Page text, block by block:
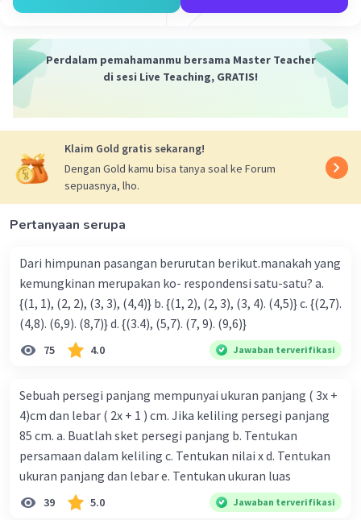
\[ s^2 = 150 \]
\[ s = 10 \times \sqrt{3/2} \]
\[ s = 10 \times \sqrt{3} \times \sqrt{1/2} \]
Oleh karena itu, panjang sisi persegi adalah \(5\sqrt{6}\)
cm.
Untuk menemukan luas persegi dengan sisi \(s\):
\[ L = (5\sqrt{6})^2 \]
Kesimpulan:
Panjang sisi persegi adalah \(5\sqrt{6}\) cm dan luasnya
adalah 150 cm^2.
Perbandingan:
namun ada beberapa kesalahan dalam pendekatan
tersebut. Jawaban yang kami berikan berdasarkan sifat-
sifat geometri persegi dan lebih akurat.
Beri Rating · 0.0(0) Balas
Perdalam pemahamanmu bersama Master Teacher
di sesi Live Teaching, GRATIS!
Klaim Gold gratis sekarang!
Dengan Gold kamu bisa tanya soal ke Forum
sepuasnya, lho.
Pertanyaan serupa
Dari himpunan pasangan berurutan berikut.manakah yang
kemungkinan merupakan ko- respondensi satu-satu? a.
{(1, 1), (2, 2), (3, 3), (4,4)} b. {(1, 2), (2, 3), (3, 4). (4,5)} c. {(2,7).
(4,8). (6,9). (8,7)} d. {(3.4), (5,7). (7, 9). (9,6)}
75 4.0 Jawaban terverifikasi
Sebuah persegi panjang mempunyai ukuran panjang ( 3x +
4)cm dan lebar ( 2x + 1 ) cm. Jika keliling persegi panjang
85 cm. a. Buatlah sket persegi panjang b. Tentukan
persamaan dalam keliling c. Tentukan nilai x d. Tentukan
ukuran panjang dan lebar e. Tentukan ukuran luas
39 5.0 Jawaban terverifikasi